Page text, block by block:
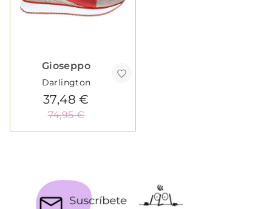
Gioseppo
Darlington
37,48 €
74,95 €